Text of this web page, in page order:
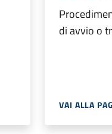
di avvio o
VAI ALLA